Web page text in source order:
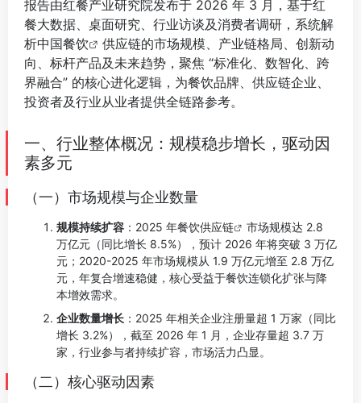
报告由红餐产业研究院发布于 2026 年 3 月，基于红
餐大数据、桌面研究、行业访谈及消费者调研，系统解
析中国餐饮
供应链的市场规模、产业链格局、创新动
向、标杆产品及未来趋势，聚焦 “标准化、数智化、跨
界融合” 的核心进化逻辑，为餐饮品牌、供应链企业、
投资者及行业从业者提供全链路参考。
一、行业整体概况：规模稳步增长，驱动因
素多元
（一）市场规模与企业数量
规模持续扩容 ：2025 年餐饮供应链
市场规模达 2.8
万亿元（同比增长 8.5%），预计 2026 年将突破 3 万亿
元；2020-2025 年市场规模从 1.9 万亿元增至 2.8 万亿
元，年复合增速稳健，核心受益于餐饮连锁化扩张与降
本增效需求。
企业数量增长 ：2025 年相关企业注册量超 1 万家（同比
增长 3.2%），截至 2026 年 1 月，企业存量超 3.7 万
家，行业参与者持续扩容，市场活力凸显。
（二）核心驱动因素